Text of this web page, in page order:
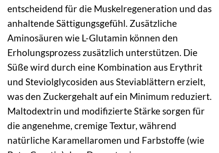
entscheidend für die Muskelregeneration und das
anhaltende Sättigungsgefühl. Zusätzliche
Aminosäuren wie L-Glutamin können den
Erholungsprozess zusätzlich unterstützen. Die
Süße wird durch eine Kombination aus Erythrit
und Steviolglycosiden aus Steviablättern erzielt,
was den Zuckergehalt auf ein Minimum reduziert.
Maltodextrin und modifizierte Stärke sorgen für
die angenehme, cremige Textur, während
natürliche Karamellaromen und Farbstoffe (wie